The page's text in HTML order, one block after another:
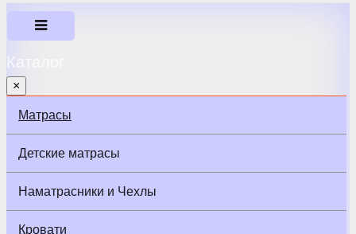
Каталог
×
Матрасы
Детские матрасы
Наматрасники и Чехлы
Кровати